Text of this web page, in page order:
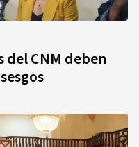
del CNM deben